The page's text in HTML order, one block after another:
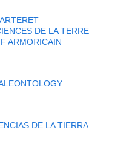
DE LA TERRE
ARMORICAIN
DE LA TIERRA